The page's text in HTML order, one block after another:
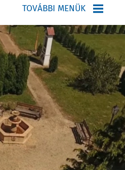
TOVÁBBI MENÜK
HÍRLEVÉL-ÚJSÁG
E-ÜGYINTÉZÉS
HELYI ÉPÍTÉSI
SZABÁLYZAT/RENDEZÉSI
TERV
HIRDETŐTÁBLA